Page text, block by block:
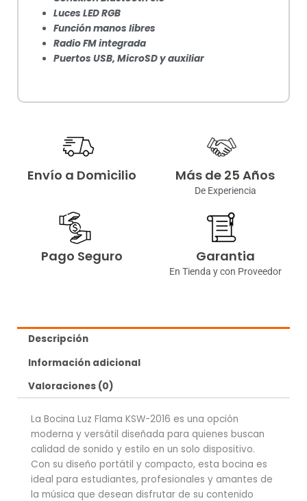
Luces LED RGB
Función manos libres
Radio FM integrada
Puertos USB, MicroSD y auxiliar
Envío a Domicilio Más de 25 Años
De Experiencia
Pago Seguro Garantia
En Tienda y con Proveedor
Descripción
Información adicional
Valoraciones (0)
La Bocina Luz Flama KSW-2016 es una opción
moderna y versátil diseñada para quienes buscan
calidad de sonido y estilo en un solo dispositivo.
Con su diseño portátil y compacto, esta bocina es
ideal para estudiantes, profesionales y amantes de
la música que desean disfrutar de su contenido